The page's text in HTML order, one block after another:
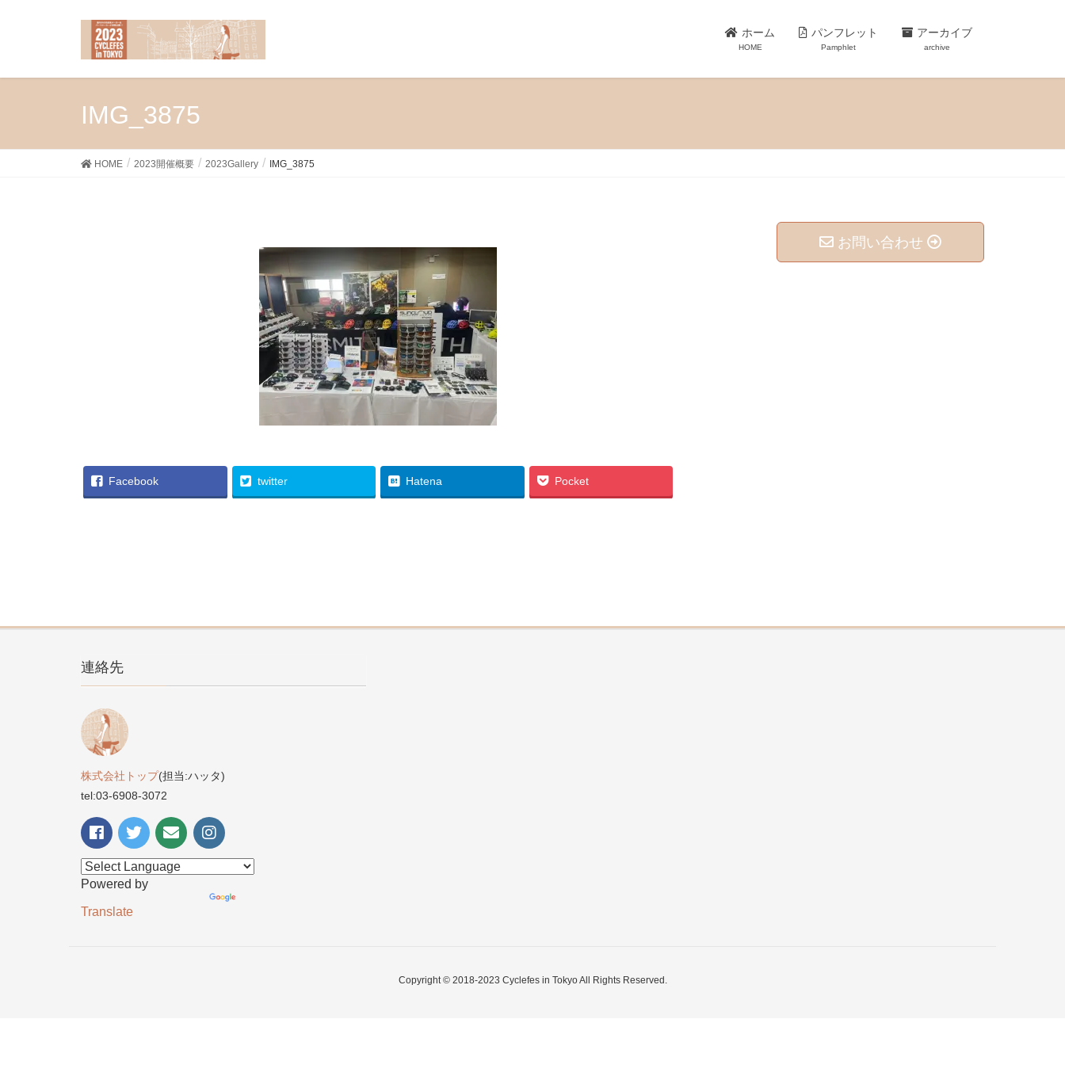
ホーム
HOME
パンフレット
Pamphlet
アーカイブ
archive
IMG_3875
HOME 2023開催概要 2023Gallery IMG_3875
Facebook twitter Hatena Pocket
お問い合わせ
連絡先
株式会社トップ(担当:ハッタ)
tel:03-6908-3072
Powered by
Translate
Copyright © 2018-2023 Cyclefes in Tokyo All Rights Reserved.